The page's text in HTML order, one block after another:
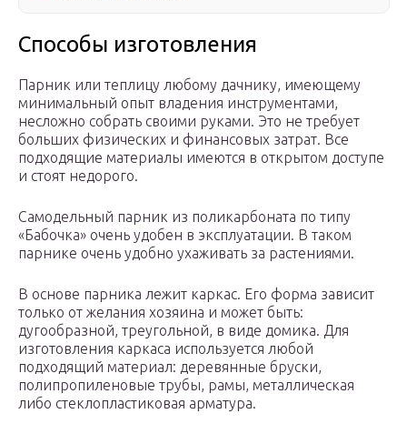
Способы изготовления
Парник или теплицу любому дачнику, имеющему
минимальный опыт владения инструментами,
несложно собрать своими руками. Это не требует
больших физических и финансовых затрат. Все
подходящие материалы имеются в открытом доступе
и стоят недорого.
Самодельный парник из поликарбоната по типу
«Бабочка» очень удобен в эксплуатации. В таком
парнике очень удобно ухаживать за растениями.
В основе парника лежит каркас. Его форма зависит
только от желания хозяина и может быть:
дугообразной, треугольной, в виде домика. Для
изготовления каркаса используется любой
подходящий материал: деревянные бруски,
полипропиленовые трубы, рамы, металлическая
либо стеклопластиковая арматура.